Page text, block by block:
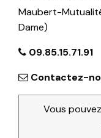
Maubert-
Dame)
09.85.15.71.91
Contactez-
Vous